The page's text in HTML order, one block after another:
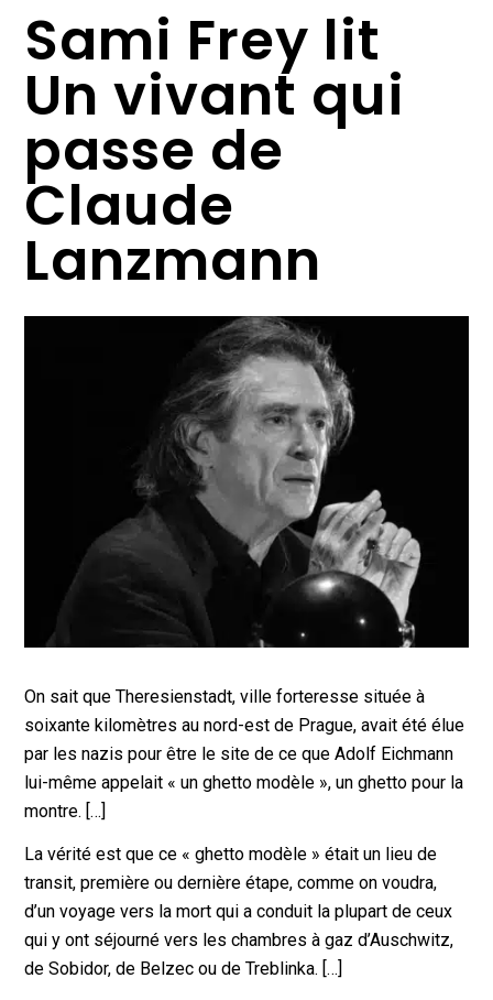
Sami Frey lit
Un vivant qui
passe de
Claude
Lanzmann
On sait que Theresienstadt, ville forteresse située à
soixante kilomètres au nord-est de Prague, avait été élue
par les nazis pour être le site de ce que Adolf Eichmann
lui-même appelait « un ghetto modèle », un ghetto pour la
montre. […]
La vérité est que ce « ghetto modèle » était un lieu de
transit, première ou dernière étape, comme on voudra,
d’un voyage vers la mort qui a conduit la plupart de ceux
qui y ont séjourné vers les chambres à gaz d’Auschwitz,
de Sobidor, de Belzec ou de Treblinka. […]